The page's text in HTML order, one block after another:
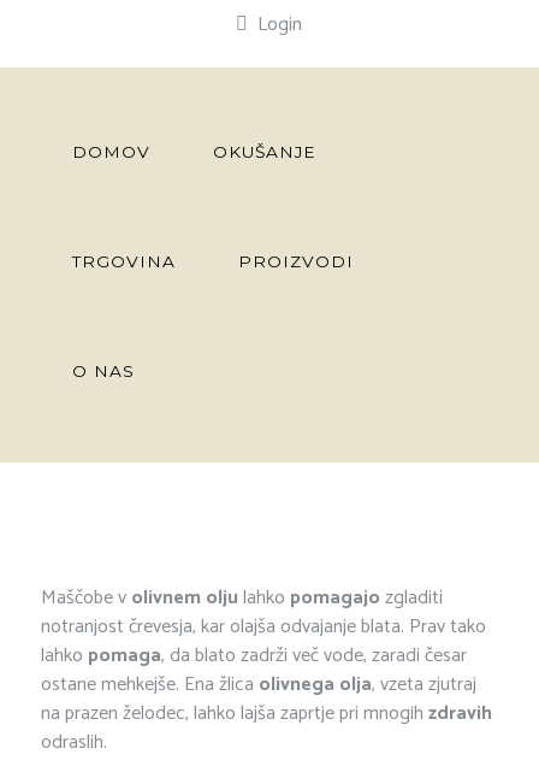
Login
DOMOV OKUŠANJE
TRGOVINA PROIZVODI
O NAS
Maščobe volivnem oljulahko pomagajozgladiti
notranjost črevesja, kar olajša odvajanje blata. Prav tako
lahko pomaga, da blato zadrži več vode, zaradi česar
ostane mehkejše. Ena žlica olivnega olja, vzeta zjutraj
na prazen želodec, lahko lajša zaprtje pri mnogihzdravih
odraslih.